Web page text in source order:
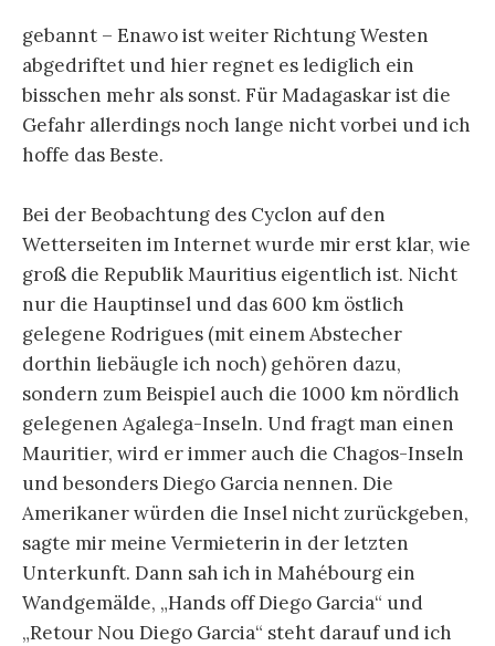
gebannt – Enawo ist weiter Richtung Westen
abgedriftet und hier regnet es lediglich ein
bisschen mehr als sonst. Für Madagaskar ist die
Gefahr allerdings noch lange nicht vorbei und ich
hoffe das Beste.
Bei der Beobachtung des Cyclon auf den
Wetterseiten im Internet wurde mir erst klar, wie
groß die Republik Mauritius eigentlich ist. Nicht
nur die Hauptinsel und das 600 km östlich
gelegene Rodrigues (mit einem Abstecher
dorthin liebäugle ich noch) gehören dazu,
sondern zum Beispiel auch die 1000 km nördlich
gelegenen Agalega-Inseln. Und fragt man einen
Mauritier, wird er immer auch die Chagos-Inseln
und besonders Diego Garcia nennen. Die
Amerikaner würden die Insel nicht zurückgeben,
sagte mir meine Vermieterin in der letzten
Unterkunft. Dann sah ich in Mahébourg ein
Wandgemälde, „Hands off Diego Garcia“ und
„Retour Nou Diego Garcia“ steht darauf und ich